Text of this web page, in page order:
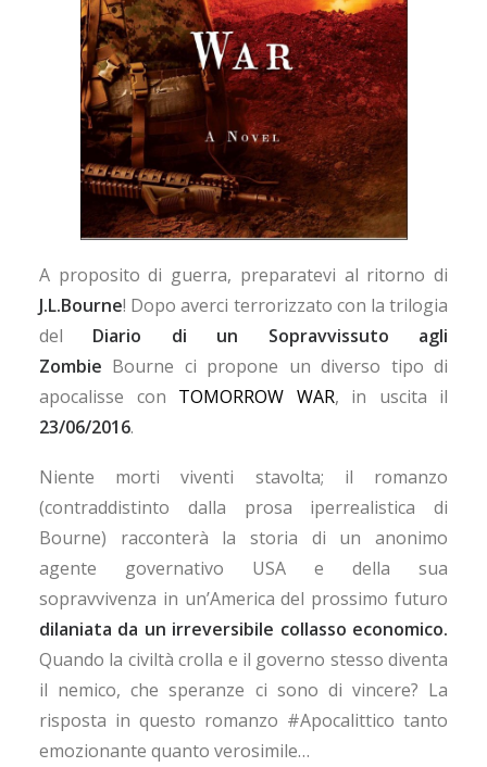
A proposito di guerra, preparatevi al ritorno di
J.L.Bourne! Dopo averci terrorizzato con la trilogia
del Diario di un Sopravvissuto agli
Zombie Bourne ci propone un diverso tipo di
apocalisse con TOMORROW WAR, in uscita il
23/06/2016.
Niente morti viventi stavolta; il romanzo
(contraddistinto dalla prosa iperrealistica di
Bourne) racconterà la storia di un anonimo
agente governativo USA e della sua
sopravvivenza in un’America del prossimo futuro
dilaniata da un irreversibile collasso economico.
Quando la civiltà crolla e il governo stesso diventa
il nemico, che speranze ci sono di vincere? La
risposta in questo romanzo #Apocalittico tanto
emozionante quanto verosimile…